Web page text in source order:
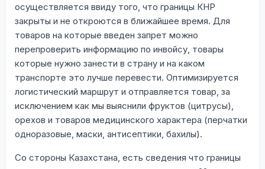
осуществляется ввиду того, что границы КНР
закрыты и не откроются в ближайшее время. Для
товаров на которые введен запрет можно
перепроверить информацию по инвойсу, товары
которые нужно занести в страну и на каком
транспорте это лучше перевести. Оптимизируется
логистический маршрут и отправляется товар, за
исключением как мы выяснили фруктов (цитрусы),
орехов и товаров медицинского характера (перчатки
одноразовые, маски, антисептики, бахилы).
Со стороны Казахстана, есть сведения что границы